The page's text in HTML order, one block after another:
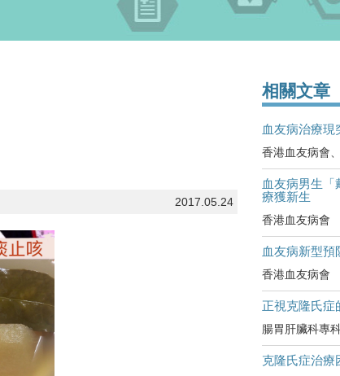
2017.05.24
相關文章
血友病治療現
香港血友病會
血友病男生「
療獲新生
香港血友病會
血友病新型預
香港血友病會
正視克隆氏症
腸胃肝臟科專
克隆氏症治療